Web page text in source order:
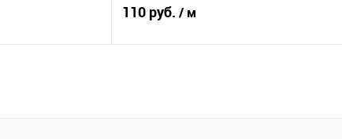
В избранное
110 руб. / м
Сравнение В избранное